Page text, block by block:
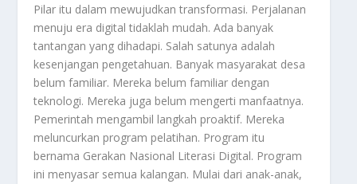
Pilar itu dalam mewujudkan transformasi. Perjalanan
menuju era digital tidaklah mudah. Ada banyak
tantangan yang dihadapi. Salah satunya adalah
kesenjangan pengetahuan. Banyak masyarakat desa
belum familiar. Mereka belum familiar dengan
teknologi. Mereka juga belum mengerti manfaatnya.
Pemerintah mengambil langkah proaktif. Mereka
meluncurkan program pelatihan. Program itu
bernama Gerakan Nasional Literasi Digital. Program
ini menyasar semua kalangan. Mulai dari anak-anak,